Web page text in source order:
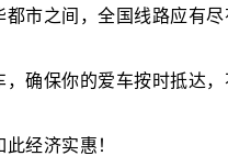
市之间，全国线路应有尽
确保你的爱车按时抵达，
经济实惠！